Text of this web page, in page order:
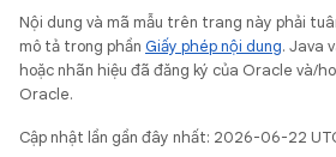
Nội dung và mã mẫu trên trang này phải
mô tả trong phần Giấy phép nội dung. Java
hoặc nhãn hiệu đã đăng ký của Oracle và/
Oracle.
Cập nhật lần gần đây nhất: 2026-06-22